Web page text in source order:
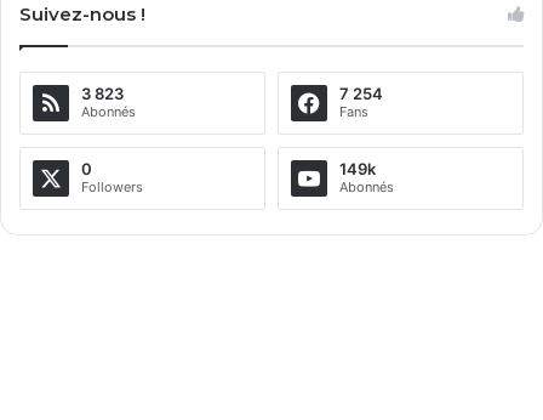
Suivez-nous !
3 823
Abonnés
7 254
Fans
0
Followers
149k
Abonnés